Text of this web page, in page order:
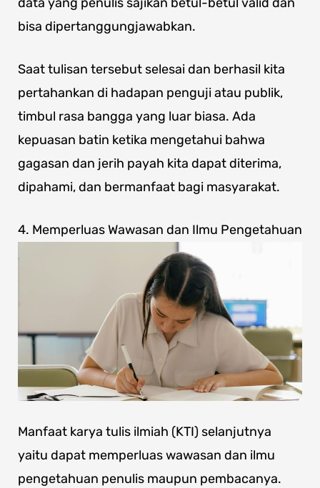
bisa dipertanggungjawabkan.
Saat tulisan tersebut selesai dan berhasil kita
pertahankan di hadapan penguji atau publik,
timbul rasa bangga yang luar biasa. Ada
kepuasan batin ketika mengetahui bahwa
gagasan dan jerih payah kita dapat diterima,
dipahami, dan bermanfaat bagi masyarakat.
4. Memperluas Wawasan dan Ilmu Pengetahuan
Manfaat karya tulis ilmiah (KTI) selanjutnya
yaitu dapat memperluas wawasan dan ilmu
pengetahuan penulis maupun pembacanya.